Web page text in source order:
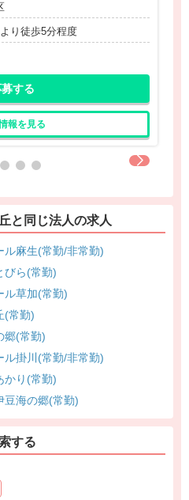
り徒歩5分程度
する
報を見る
と同じ法人の求人
ル麻生(常勤/非常勤)
びら(常勤)
ル草加(常勤)
(常勤)
郷(常勤)
ル掛川(常勤/非常勤)
かり(常勤)
豆海の郷(常勤)
する